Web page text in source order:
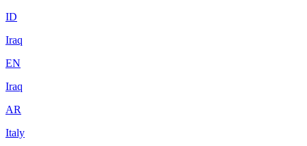
ID
Iraq
EN
Iraq
AR
Italy